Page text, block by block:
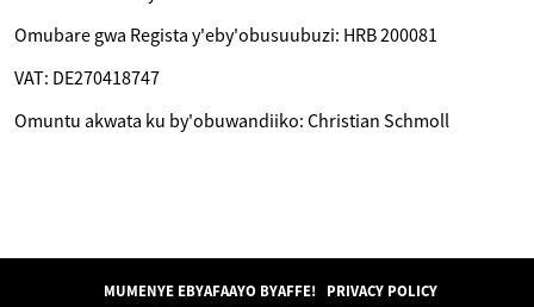
Omubare gwa Regista y'eby'obusuubuzi: HRB 200081
VAT: DE270418747
Omuntu akwata ku by'obuwandiiko: Christian Schmoll
MUMENYE EBYAFAAYO BYAFFE! PRIVACY POLICY